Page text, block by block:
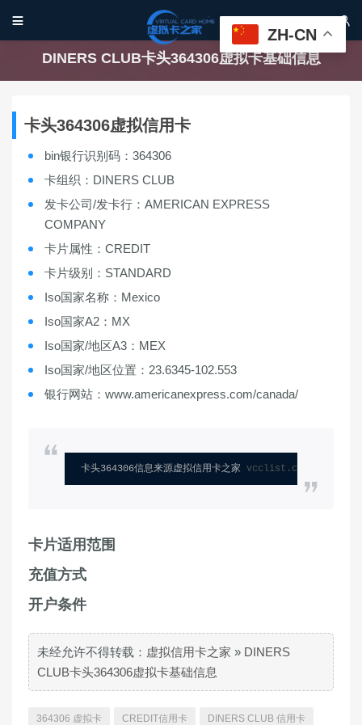
 
DINERS CLUB卡头364306虚拟卡基础信息
卡头364306虚拟信用卡
bin银行识别码：364306
卡组织：DINERS CLUB
发卡公司/发卡行：AMERICAN EXPRESS
COMPANY
卡片属性：CREDIT
卡片级别：STANDARD
Iso国家名称：Mexico
Iso国家A2：MX
Iso国家/地区A3：MEX
Iso国家/地区位置：23.6345-102.553
银行网站：www.americanexpress.com/canada/
卡头364306信息来源虚拟信用卡之家 vcclist.com
卡片适用范围
充值方式
开户条件
未经允许不得转载： 虚拟信用卡之家 » DINERS
CLUB卡头364306虚拟卡基础信息
364306 虚拟卡 CREDIT信用卡 DINERS CLUB 信用卡
ZH-CN